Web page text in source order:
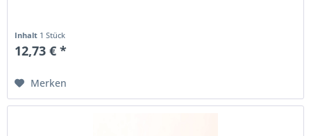
Inhalt 1 Stück
12,73 € *
Merken